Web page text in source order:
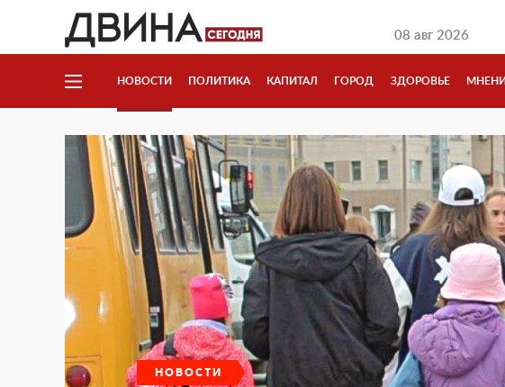
08 авг 2026
НОВОСТИ ПОЛИТИКА КАПИТАЛ ГОРОД ЗДОРОВЬЕ
НОВОСТИ